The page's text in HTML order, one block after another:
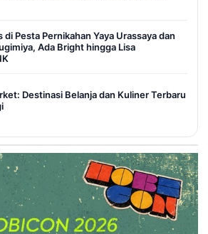
di Pesta Pernikahan Yaya Urassaya dan
Ada Bright hingga Lisa
Destinasi Belanja dan Kuliner Terbaru